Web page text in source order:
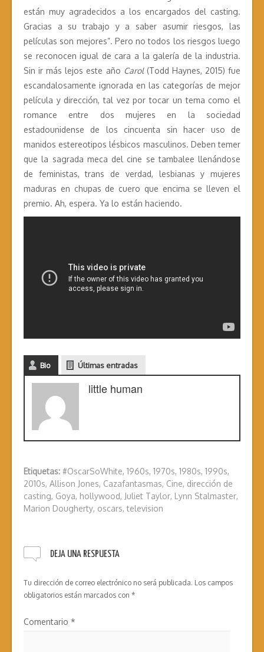
están muy agradecidos a los encargados del casting.
Gracias a su trabajo y a saber asumir riesgos, las
películas son mejores”. Pero no todos los riesgos luego
se reconocen igual de cara a la galería de la industria.
Sin ir más lejos este año Carol(Todd Haynes, 2015) fue
escandalosamente ignorada en las categorías de mejor
película y dirección, tal vez por tocar un tema como el
romance entre dos mujeres en la sociedad
estadounidense de los cincuenta sin hacer uso de
manidos estereotipos lésbicos masculinos. Deben temer
que la sagrada meca del cine se tambalee llenándose
de feministas, trans de verdad, lesbianas y mujeres
maduras en chupas de cuero que encima se lleven el
premio. Ah, espera. Ya lo están haciendo.
Bio Últimas entradas
little human
Etiquetas: #OscarSoWhite, 1960s, 1970s, 1980s, 1990s,
2010s, Allison Jones, Cazafantasmas, Cine, dirección de
casting, Goya, hollywood, Juliet Taylor, Lynn Stalmaster,
Marion Dougherty, oscars,television
DEJA UNA RESPUESTA
Tu dirección de correo electrónico no será publicada. Los campos
obligatorios están marcados con *
Comentario *